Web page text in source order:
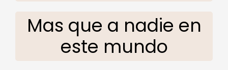
Mas que a nadie en
este mundo